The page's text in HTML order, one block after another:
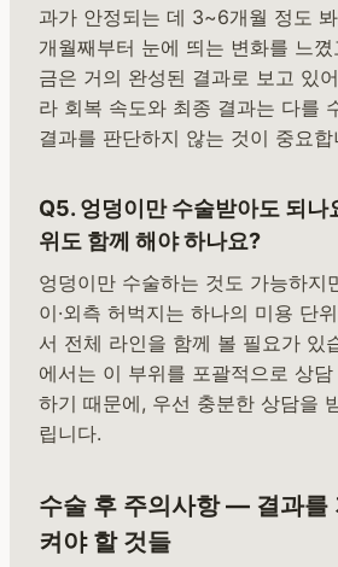
과가 안정되는 데 3~6개월 정도
개월째부터 눈에 띄는 변화를 느
금은 거의 완성된 결과로 보고 있
라 회복 속도와 최종 결과는 다를
결과를 판단하지 않는 것이 중요합
Q5. 엉덩이만 수술받아도 되나
위도 함께 해야 하나요?
엉덩이만 수술하는 것도 가능하지
이·외측 허벅지는 하나의 미용 단
서 전체 라인을 함께 볼 필요가 있
에서는 이 부위를 포괄적으로 상
하기 때문에, 우선 충분한 상담을
립니다.
수술 후 주의사항 — 결과를
켜야 할 것들